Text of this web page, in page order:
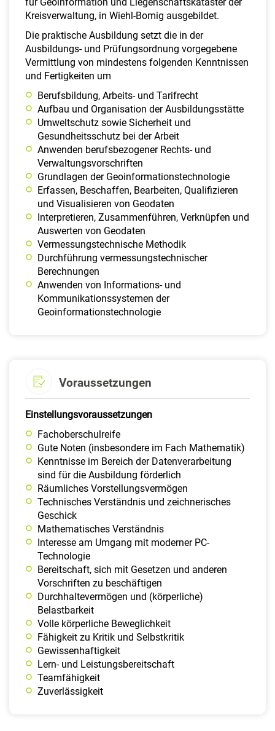
für Geoinformation und Liegenschaftskataster der
Kreisverwaltung, in Wiehl-Bomig ausgebildet.
Die praktische Ausbildung setzt die in der
Ausbildungs- und Prüfungsordnung vorgegebene
Vermittlung von mindestens folgenden Kenntnissen
und Fertigkeiten um
Berufsbildung, Arbeits- und Tarifrecht
Aufbau und Organisation der Ausbildungsstätte
Umweltschutz sowie Sicherheit und
Gesundheitsschutz bei der Arbeit
Anwenden berufsbezogener Rechts- und
Verwaltungsvorschriften
Grundlagen der Geoinformationstechnologie
Erfassen, Beschaffen, Bearbeiten, Qualifizieren
und Visualisieren von Geodaten
Interpretieren, Zusammenführen, Verknüpfen und
Auswerten von Geodaten
Vermessungstechnische Methodik
Durchführung vermessungstechnischer
Berechnungen
Anwenden von Informations- und
Kommunikationssystemen der
Geoinformationstechnologie
Voraussetzungen
Einstellungsvoraussetzungen
Fachoberschulreife
Gute Noten (insbesondere im Fach Mathematik)
Kenntnisse im Bereich der Datenverarbeitung
sind für die Ausbildung förderlich
Räumliches Vorstellungsvermögen
Technisches Verständnis und zeichnerisches
Geschick
Mathematisches Verständnis
Interesse am Umgang mit moderner PC-
Technologie
Bereitschaft, sich mit Gesetzen und anderen
Vorschriften zu beschäftigen
Durchhaltevermögen und (körperliche)
Belastbarkeit
Volle körperliche Beweglichkeit
Fähigkeit zu Kritik und Selbstkritik
Gewissenhaftigkeit
Lern- und Leistungsbereitschaft
Teamfähigkeit
Zuverlässigkeit